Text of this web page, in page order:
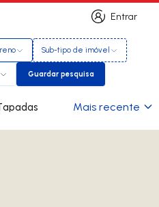
Entrar
Entrar
Sub-tipo de imóvel
Guardar pesquisa
Guardar pesquisa
arrendar em Tapadas Mais recente